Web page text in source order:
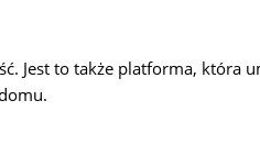
Jest to także platforma,